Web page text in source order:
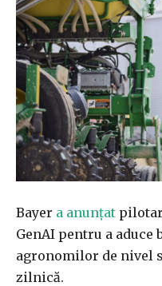
Bayer a anunțat
GenAI pentru a
agronomilor de nivel
zilnică.